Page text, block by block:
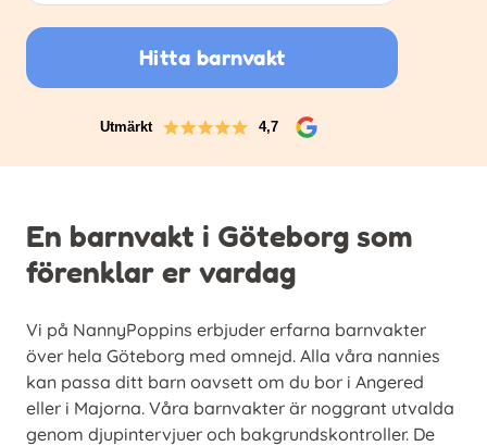
Hitta barnvakt
Utmärkt 4,7
En barnvakt i Göteborg som
förenklar er vardag
Vi på NannyPoppins erbjuder erfarna barnvakter
över hela Göteborg med omnejd. Alla våra nannies
kan passa ditt barn oavsett om du bor i Angered
eller i Majorna. Våra barnvakter är noggrant utvalda
genom djupintervjuer och bakgrundskontroller. De